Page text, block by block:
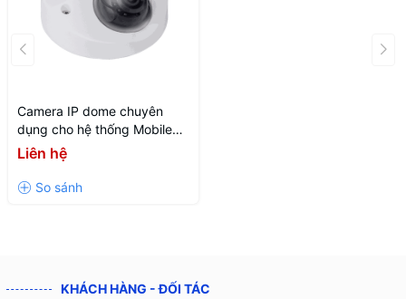
Camera IP dome chuyên
dụng cho hệ thống Mobile
2MP DH-IPC-HDBW3231FP-
Liên hệ
KHÁCH HÀNG - ĐỐI TÁC